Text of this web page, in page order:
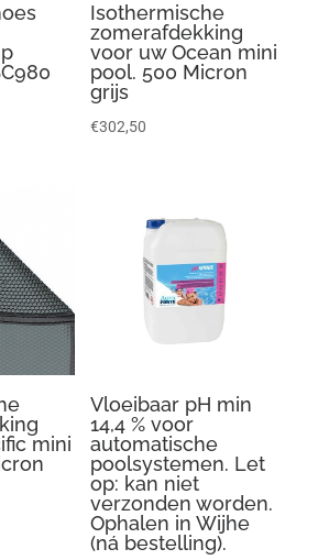
Isothermische
zomerafdekking
voor uw Ocean mini
pool. 500 Micron
grijs
€302,50
mini
Vloeibaar pH min
14,4 % voor
automatische
poolsystemen. Let
op: kan niet
verzonden worden.
Ophalen in Wijhe
(ná bestelling).